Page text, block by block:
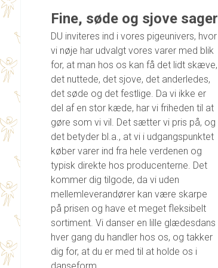
Fine, søde og sjove sager
DU inviteres ind i vores pigeunivers, hvor
vi nøje har udvalgt vores varer med blik
for, at man hos os kan få det lidt skæve,
det nuttede, det sjove, det anderledes,
det søde og det festlige. Da vi ikke er
del af en stor kæde, har vi friheden til at
gøre som vi vil. Det sætter vi pris på, og
det betyder bl.a., at vi i udgangspunktet
køber varer ind fra hele verdenen og
typisk direkte hos producenterne. Det
kommer dig tilgode, da vi uden
mellemleverandører kan være skarpe
på prisen og have et meget fleksibelt
sortiment. Vi danser en lille glædesdans
hver gang du handler hos os, og takker
dig for, at du er med til at holde os i